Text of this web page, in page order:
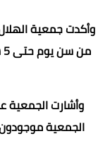
وأكدت جمعية
وأشارت الجمعية
الجمعية